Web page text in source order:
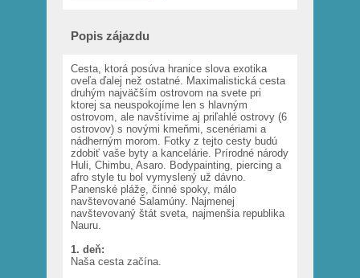
Popis zájazdu
Cesta, ktorá posúva hranice slova exotika
oveľa ďalej než ostatné. Maximalistická cesta
druhým najväčším ostrovom na svete pri
ktorej sa neuspokojíme len s hlavným
ostrovom, ale navštívime aj priľahlé ostrovy (6
ostrovov) s novými kmeňmi, scenériami a
nádherným morom. Fotky z tejto cesty budú
zdobiť vaše byty a kancelárie. Prírodné národy
Huli, Chimbu, Asaro. Bodypainting, piercing a
afro style tu bol vymyslený už dávno.
Panenské pláže, činné spoky, málo
navštevované Šalamúny. Najmenej
navštevovaný štát sveta, najmenšia republika
Nauru.
1. deň:
Naša cesta začína.